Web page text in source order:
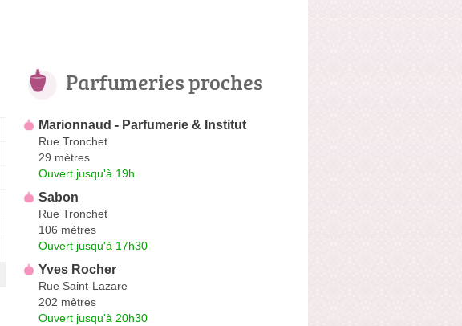
Parfumeries proches
Marionnaud - Parfumerie & Institut
Rue Tronchet
29 mètres
Ouvert jusqu'à 19h
Sabon
Rue Tronchet
106 mètres
Ouvert jusqu'à 17h30
Yves Rocher
Rue Saint-Lazare
202 mètres
Ouvert jusqu'à 20h30